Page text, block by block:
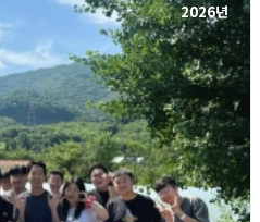
2026년